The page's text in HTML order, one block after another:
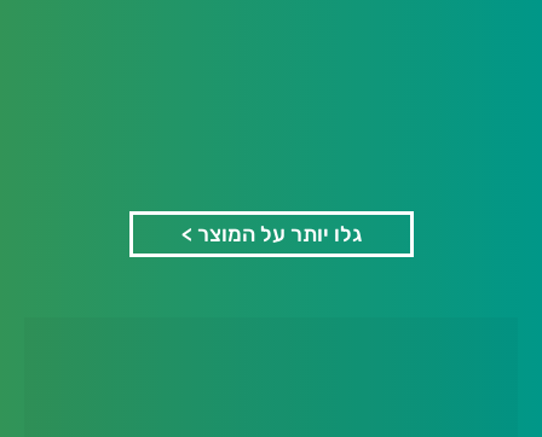
גלו יותר על המוצר >